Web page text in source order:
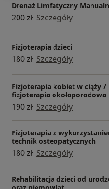
Drenaż Limfatyczny
200 zł Szczegóły
Fizjoterapia dzieci
180 zł Szczegóły
Fizjoterapia kobiet w ciąży /
fizjoterapia okołoporodowa
190 zł Szczegóły
Fizjoterapia z
technik osteopatycznych
180 zł Szczegóły
Rehabilitacja dzieci od